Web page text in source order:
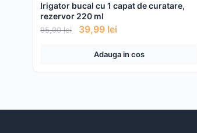
Irigator bucal cu 1 capat de curatare,
rezervor 220 ml
95,00lei 39,99 lei
Adauga in cos